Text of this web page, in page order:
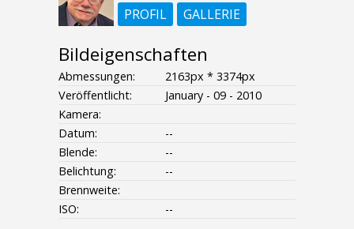
PROFIL
GALLERIE
Bildeigenschaften
Abmessungen:
2163px * 3374px
Veröffentlicht:
January - 09 - 2010
Kamera:
Datum:
--
Blende:
--
Belichtung:
--
Brennweite:
ISO:
--